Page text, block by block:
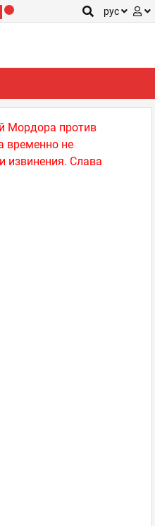
рус
Мордора против
временно не
извинения. Слава